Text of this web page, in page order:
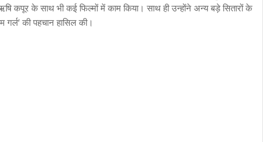
कपूर के साथ भी कई फिल्मों में काम किया। साथ ही उन्होंने अन्य बड़े सितारों के
गर्ल‘की पहचान हासिल की।